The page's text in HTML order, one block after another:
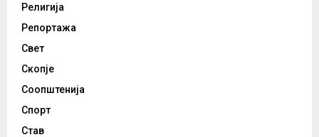
Религија
Репортажа
Свет
Скопје
Соопштенија
Спорт
Став